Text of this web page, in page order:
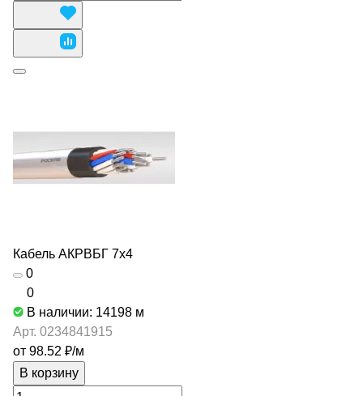
Кабель АКРВБГ 7х4
0
0
В наличии: 14198 м
Арт. 0234841915
от 98.52 ₽/м
В корзину